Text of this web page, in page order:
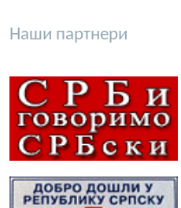
Наши партнери